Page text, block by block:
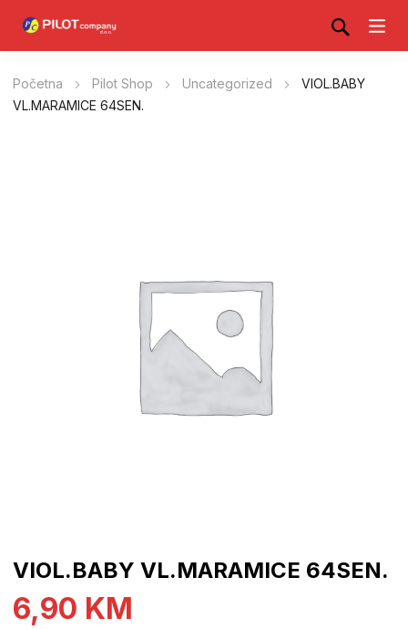
Početna Pilot Shop Uncategorized
VIOL.BABY
VL.MARAMICE 64SEN.
VIOL.BABY VL.MARAMICE 64SEN.
6,90 KM